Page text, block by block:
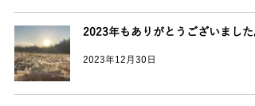
2023年もありがとうございました
2023年12月30日